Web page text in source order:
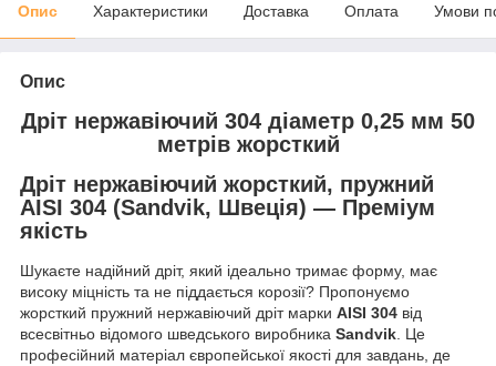
Опис Характеристики Доставка Оплата Умови
Опис
Дріт нержавіючий 304 діаметр 0,25 мм 50
метрів жорсткий
Дріт нержавіючий жорсткий, пружний
AISI 304 (Sandvik, Швеція) — Преміум
якість
Шукаєте надійний дріт, який ідеально тримає форму, має
високу міцність та не піддається корозії? Пропонуємо
жорсткий пружний нержавіючий дріт марки AISI 304 від
всесвітньо відомого шведського виробника Sandvik . Це
професійний матеріал європейської якості для завдань, де